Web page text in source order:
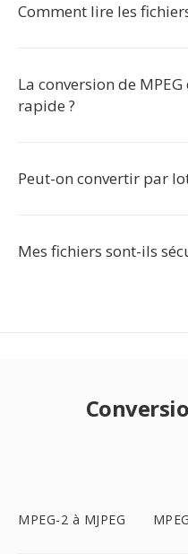
Comment lire les
La conversion de
rapide ?
Peut-on convertir par
Mes fichiers sont-ils
MPEG-2 à MJPEG